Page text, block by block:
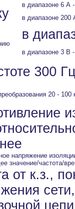
в диапазоне 6 А
в диапазоне 200
в
в диапазоне 3 В
300
20 - 100
напряжение
значение/частота/
от к.з.,